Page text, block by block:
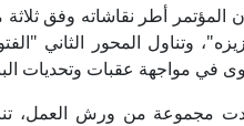
أطر نقاشاته وفق ثلاثة
وتناول المحور الثاني
في مواجهة عقبات وتحديات
من ورش العمل،